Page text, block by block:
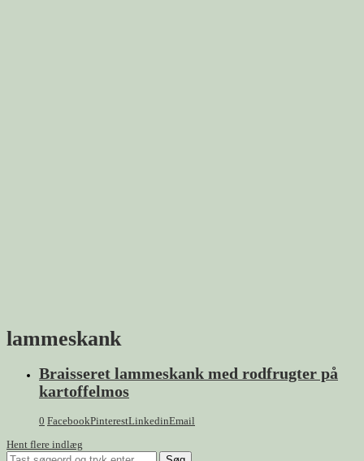
lammeskank
Braisseret lammeskank med rodfrugter på
kartoffelmos
0 FacebookPinterestLinkedinEmail
Hent flere indlæg